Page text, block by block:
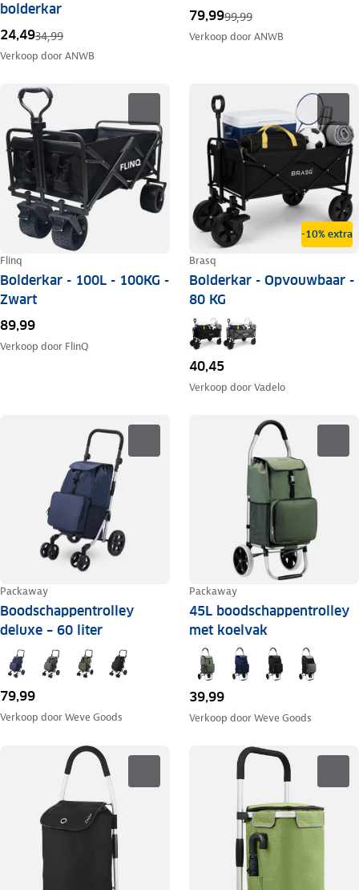
bolderkar
24,4934,99
Verkoop doorANWB
79,9999,99
Verkoop doorANWB
Flinq
Bolderkar - 100L - 100KG -
Zwart
89,99
Verkoop door FlinQ
-10% extra
Brasq
Bolderkar - Opvouwbaar -
80 KG
40,45
Verkoop doorVadelo
Packaway
Boodschappentrolley
deluxe – 60 liter
79,99
Verkoop doorWeve Goods
Packaway
45L boodschappentrolley
met koelvak
39,99
Verkoop doorWeve Goods